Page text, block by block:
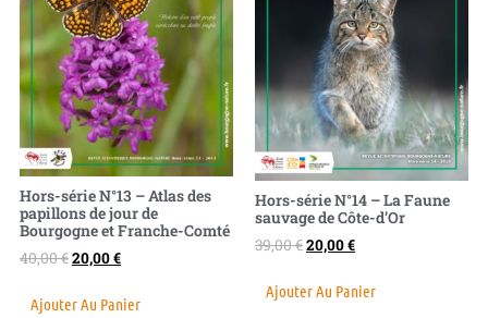
Hors-série N°13 – Atlas des
papillons de jour de
Bourgogne et Franche-Comté
40,00€20,00€
Ajouter Au Panier
Hors-série N°14 – La Faune
sauvage de Côte-d’Or
39,00€20,00€
Ajouter Au Panier